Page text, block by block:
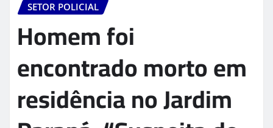
SETOR POLICIAL
Homem foi
encontrado morto em
residência no Jardim